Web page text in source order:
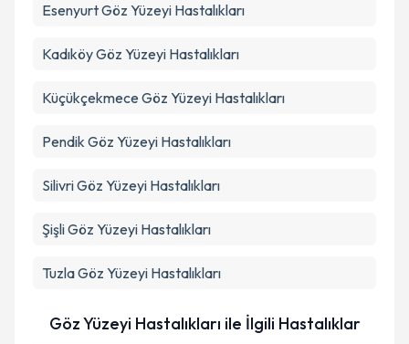
EsenyurtGöz Yüzeyi Hastalıkları
KadıköyGöz Yüzeyi Hastalıkları
Küçükçekmece Göz Yüzeyi Hastalıkları
Pendik Göz Yüzeyi Hastalıkları
SilivriGöz Yüzeyi Hastalıkları
ŞişliGöz Yüzeyi Hastalıkları
TuzlaGöz Yüzeyi Hastalıkları
Göz Yüzeyi Hastalıkları ile İlgili Hastalıklar